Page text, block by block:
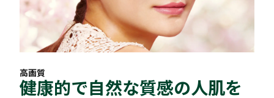
高画質
健康的で自然な質感の人肌を